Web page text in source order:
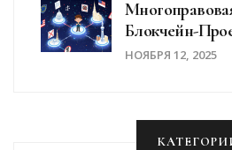
Блокчейн-
Соблюдать
НОЯБРЯ 12, 2025